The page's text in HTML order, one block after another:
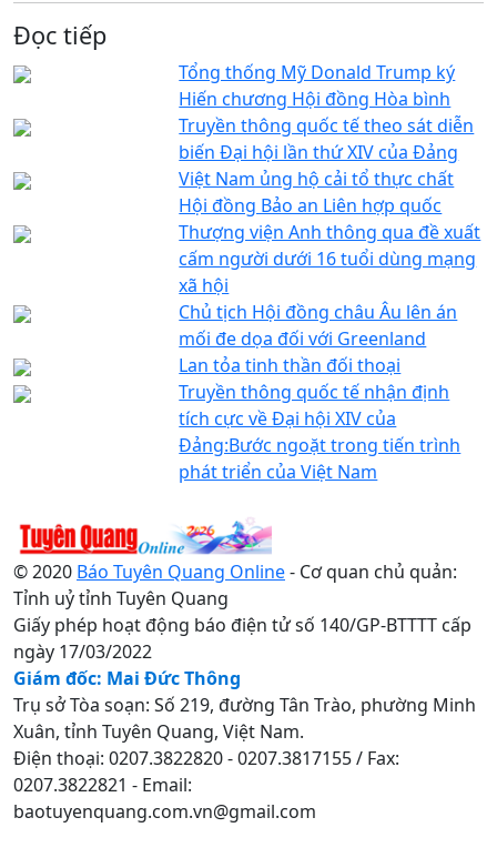
Đọc tiếp
Tổng thống Mỹ Donald Trump ký
Hiến chương Hội đồng Hòa bình
Truyền thông quốc tế theo sát diễn
biến Đại hội lần thứ XIV của Đảng
Việt Nam ủng hộ cải tổ thực chất
Hội đồng Bảo an Liên hợp quốc
Thượng viện Anh thông qua đề xuất
cấm người dưới 16 tuổi dùng mạng
xã hội
Chủ tịch Hội đồng châu Âu lên án
mối đe dọa đối với Greenland
Lan tỏa tinh thần đối thoại
Truyền thông quốc tế nhận định
tích cực về Đại hội XIV của
Đảng:Bước ngoặt trong tiến trình
phát triển của Việt Nam
© 2020 Báo Tuyên Quang Online- Cơ quan chủ quản:
Tỉnh uỷ tỉnh Tuyên Quang
Giấy phép hoạt động báo điện tử số 140/GP-BTTTT cấp
ngày 17/03/2022
Giám đốc: Mai Đức Thông
Trụ sở Tòa soạn: Số 219, đường Tân Trào, phường Minh
Xuân, tỉnh Tuyên Quang, Việt Nam.
Điện thoại: 0207.3822820 - 0207.3817155 / Fax:
0207.3822821 - Email:
baotuyenquang.com.vn@gmail.com